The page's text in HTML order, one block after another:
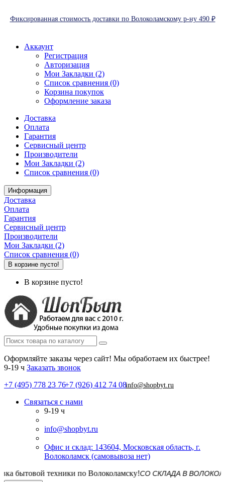
Фиксированная стоимость доставки по Волоколамскому р-ну 490 ₽
Аккаунт
Регистрация
Авторизация
Мои Закладки (2)
Список сравнения (0)
Корзина покупок
Оформление заказа
Доставка
Оплата
Гарантия
Сервисный центр
Производители
Мои Закладки (2)
Список сравнения (0)
Информация
Доставка
Оплата
Гарантия
Сервисный центр
Производители
Мои Закладки (2)
Список сравнения (0)
В корзине пусто!
В корзине пусто!
Оформляйте заказы через сайт! Мы обработаем их быстрее!
9-19 ч Заказать звонок
+7 (495) 778 23 76+7 (926) 412 74 08info@shopbyt.ru
Связаться с нами
9-19 ч
info@shopbyt.ru
Офис и склад: 143604, Московская область, г.
Волоколамск (самовывоза нет)
СО СКЛАДА В